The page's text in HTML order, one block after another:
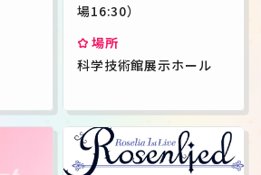
場16:30）
場所
科学技術館展示ホール